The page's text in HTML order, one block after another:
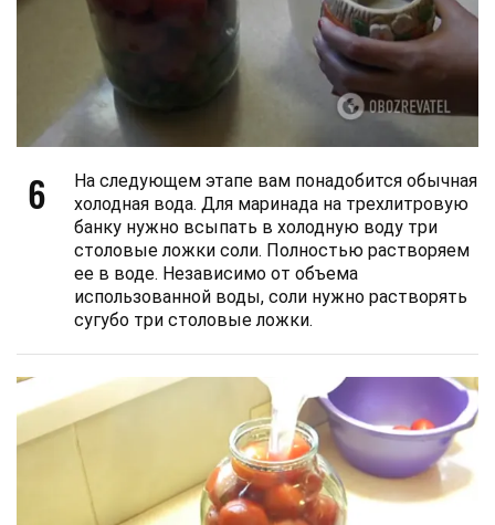
6
На следующем этапе вам понадобится обычная
холодная вода. Для маринада на трехлитровую
банку нужно всыпать в холодную воду три
столовые ложки соли. Полностью растворяем
ее в воде. Независимо от объема
использованной воды, соли нужно растворять
сугубо три столовые ложки.